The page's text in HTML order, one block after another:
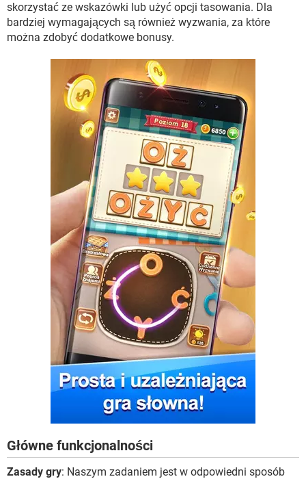
skorzystać ze wskazówki lub użyć opcji tasowania. Dla
bardziej wymagających są również wyzwania, za które
można zdobyć dodatkowe bonusy.
Główne funkcjonalności
Zasady gry: Naszym zadaniem jest w odpowiedni sposób